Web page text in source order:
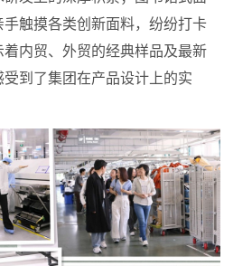
触摸各类创新面料，纷纷打卡
内贸、外贸的经典样品及最新
到了集团在产品设计上的实